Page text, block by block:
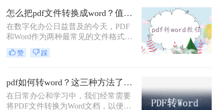
怎么把pdf文件转换成word？值得收藏的二种转换方法！
在数字化办公日益普及的今天，PDF
和Word作为两种最常见的文件格式，
各自有着独特的应用场景。PDF文件
以其高度的兼容性和稳定性，在电子
地；而Word文档则以其强大的编辑和
排版功能，在办公文档制作领域发挥
着不可或缺的作用。因此，将PDF文
件转换为Word文档，以满足不同的办
赞 踩
pdf如何转word？这三种方法了解一下！
在日常办公和学习中，我们经常需要
将PDF文件转换为Word文档，以便进